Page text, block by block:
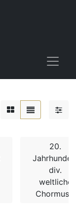
20.
div.
weltliche
Chormusik